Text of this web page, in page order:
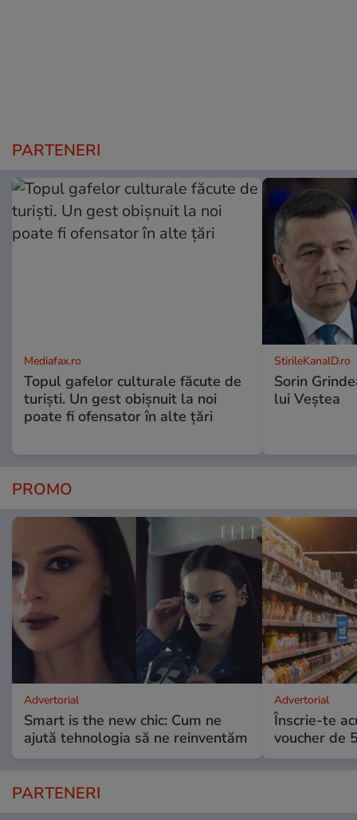
PARTENERI
Mediafax.ro
Topul gafelor culturale făcute de
turiști. Un gest obișnuit la noi
poate fi ofensator în alte țări
StirileKanalD.ro
Sorin
lui Veștea
PROMO
Advertorial
Smart is the new chic: Cum ne
ajută tehnologia să ne reinventăm
Advertorial
Înscrie-te
voucher de
PARTENERI